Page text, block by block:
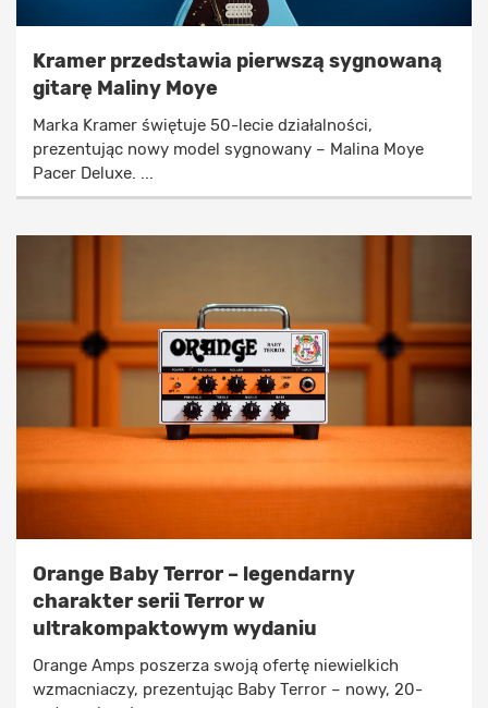
Kramer przedstawia pierwszą sygnowaną
gitarę Maliny Moye
Marka Kramer świętuje 50-lecie działalności,
prezentując nowy model sygnowany – Malina Moye
Pacer Deluxe. ...
Orange Baby Terror – legendarny
charakter serii Terror w
ultrakompaktowym wydaniu
Orange Amps poszerza swoją ofertę niewielkich
wzmacniaczy, prezentując Baby Terror – nowy, 20-